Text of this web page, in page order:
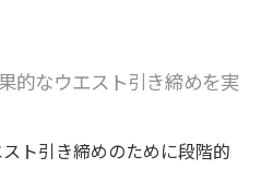
的なウエスト引き締めを実
ト引き締めのために段階的